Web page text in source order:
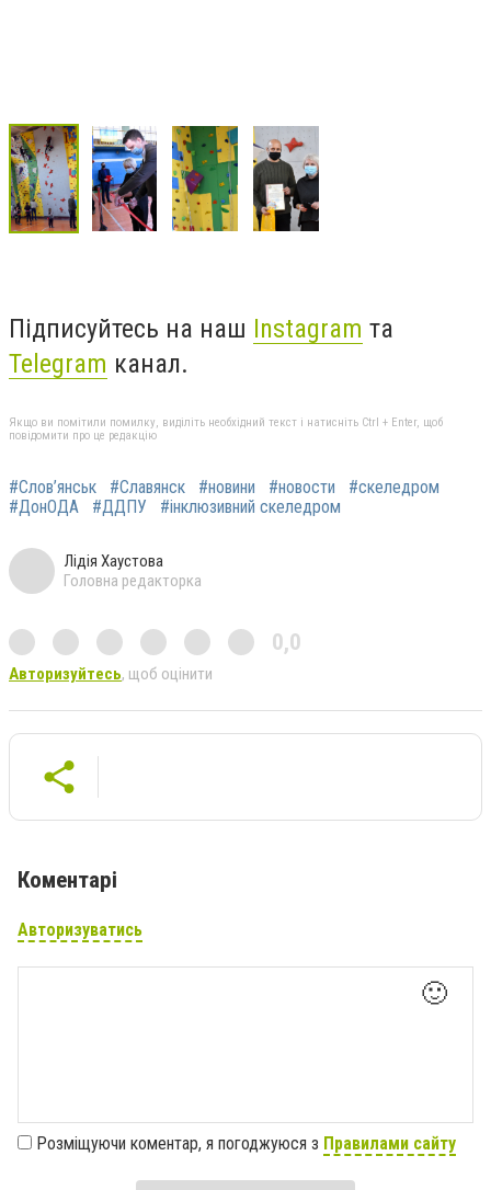
Підписуйтесь на наш Instagram та
Telegram канал.
Якщо ви помітили помилку, виділіть необхідний текст і натисніть Ctrl + Enter, щоб
повідомити про це редакцію
#Слов’янськ #Славянск #новини #новости
#скеледром
#ДонОДА
#ДДПУ #інклюзивний скеледром
Лідія Хаустова
Головна редакторка
0,0
Авторизуйтесь, щоб оцінити
Коментарі
Авторизуватись
🙂
Розміщуючи коментар, я погоджуюся з Правилами сайту